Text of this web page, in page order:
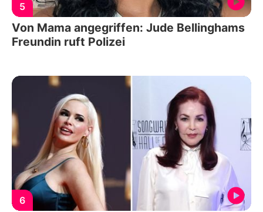
5
Von Mama angegriffen: Jude Bellinghams
Freundin ruft Polizei
6